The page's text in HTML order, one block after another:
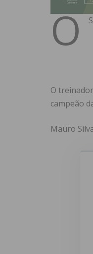
O
O
campeão
Mauro